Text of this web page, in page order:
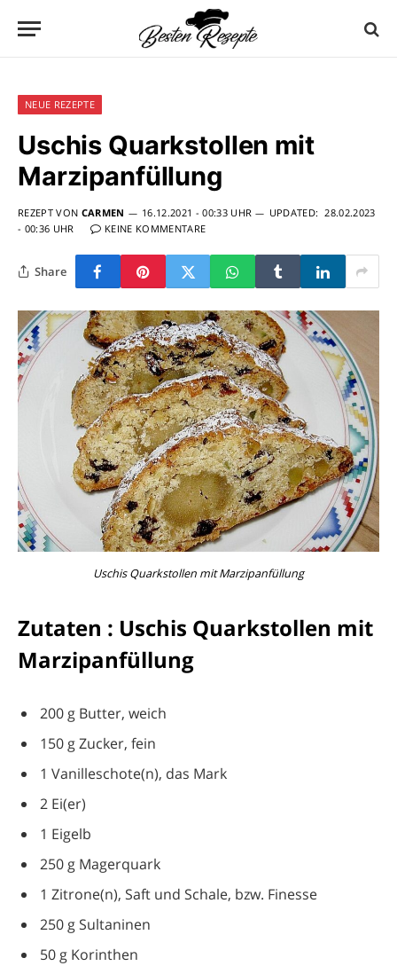
NEUE REZEPTE
Uschis Quarkstollen mit
Marzipanfüllung
REZEPT VON CARMEN 16.12.2021 - 00:33 UHR UPDATED: 28.02.2023
- 00:36 UHR
KEINE KOMMENTARE
Share
Uschis Quarkstollen mit Marzipanfüllung
Zutaten : Uschis Quarkstollen mit
Marzipanfüllung
200 g Butter, weich
150 g Zucker, fein
1 Vanilleschote(n), das Mark
2 Ei(er)
1 Eigelb
250 g Magerquark
1 Zitrone(n), Saft und Schale, bzw. Finesse
250 g Sultaninen
50 g Korinthen